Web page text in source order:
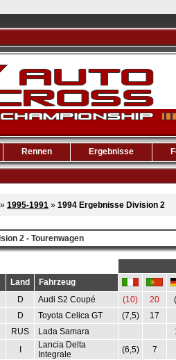
Rennen Ergebnisse
» 1995-1991 » 1994 Ergebnisse Division 2
2 - Tourenwagen
Land
Fahrzeug
D Audi S2 Coupé (10) 20
D Toyota Celica GT (7,5)
17
RUS Lada Samara
Lancia Delta
Integrale
(6,5)
7